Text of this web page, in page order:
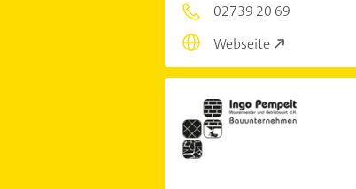
02739 20 69
Webseite